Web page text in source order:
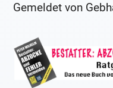
Gemeldet von